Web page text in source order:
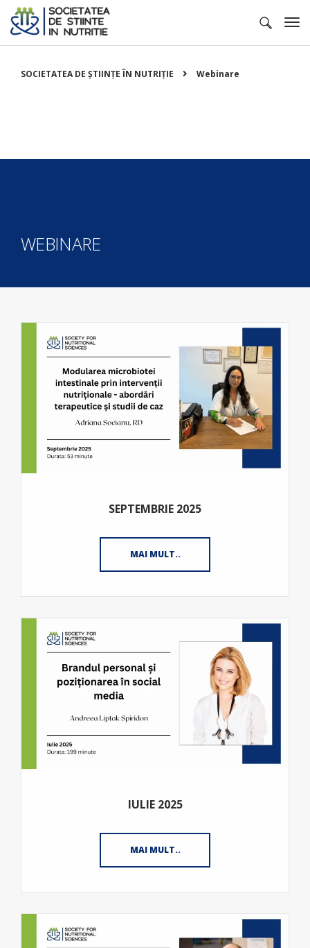
SOCIETATEA DE ȘTIINȚE ÎN NUTRIȚIE Webinare
WEBINARE
SEPTEMBRIE 2025
MAI MULT..
IULIE 2025
MAI MULT..